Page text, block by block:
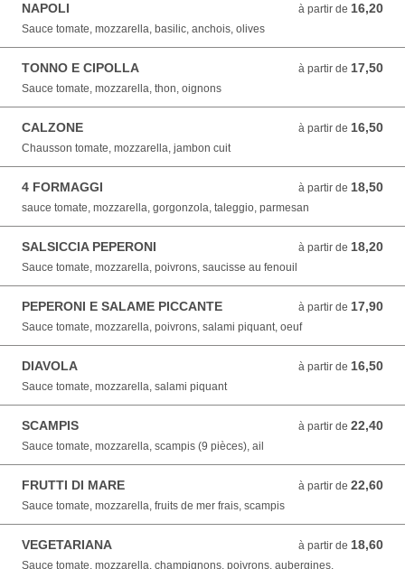
NAPOLI à partir de 16,20
à partir de 16,20 EUR
Sauce tomate, mozzarella, basilic, anchois, olives
TONNO E CIPOLLA à partir de 17,50
à partir de 17,50 EUR
Sauce tomate, mozzarella, thon, oignons
CALZONE à partir de 16,50
à partir de 16,50 EUR
Chausson tomate, mozzarella, jambon cuit
4 FORMAGGI à partir de 18,50
à partir de 18,50 EUR
sauce tomate, mozzarella, gorgonzola, taleggio, parmesan
SALSICCIA PEPERONI à partir de 18,20
à partir de 18,20 EUR
Sauce tomate, mozzarella, poivrons, saucisse au fenouil
PEPERONI E SALAME PICCANTE à partir de 17,90
à partir de 17,90 EUR
Sauce tomate, mozzarella, poivrons, salami piquant, oeuf
DIAVOLA à partir de 16,50
à partir de 16,50 EUR
Sauce tomate, mozzarella, salami piquant
SCAMPIS à partir de 22,40
à partir de 22,40 EUR
Sauce tomate, mozzarella, scampis (9 pièces), ail
FRUTTI DI MARE à partir de 22,60
à partir de 22,60 EUR
Sauce tomate, mozzarella, fruits de mer frais, scampis
VEGETARIANA à partir de 18,60
à partir de 18,60 EUR
Sauce tomate, mozzarella, champignons, poivrons, aubergines,